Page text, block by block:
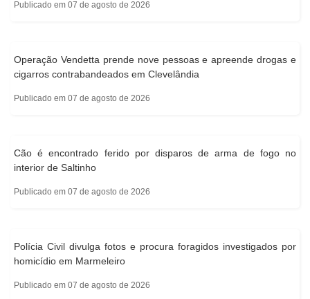
Publicado em 07 de agosto de 2026
Operação Vendetta prende nove pessoas e apreende drogas e
cigarros contrabandeados em Clevelândia
Publicado em 07 de agosto de 2026
Cão é encontrado ferido por disparos de arma de fogo no
interior de Saltinho
Publicado em 07 de agosto de 2026
Polícia Civil divulga fotos e procura foragidos investigados por
homicídio em Marmeleiro
Publicado em 07 de agosto de 2026